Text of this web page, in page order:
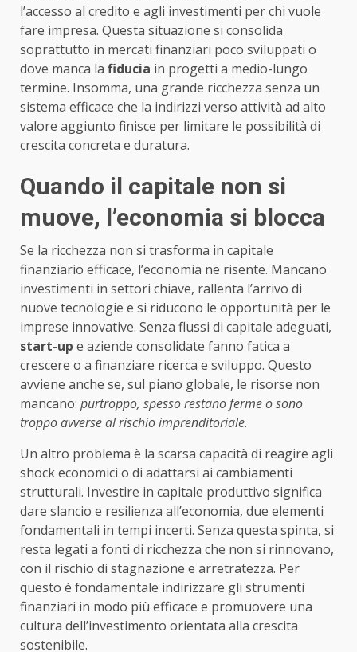
l’accesso al credito e agli investimenti per chi vuole
fare impresa. Questa situazione si consolida
soprattutto in mercati finanziari poco sviluppati o
dove manca la fiducia in progetti a medio-lungo
termine. Insomma, una grande ricchezza senza un
sistema efficace che la indirizzi verso attività ad alto
valore aggiunto finisce per limitare le possibilità di
crescita concreta e duratura.
Quando il capitale non si
muove, l’economia si blocca
Se la ricchezza non si trasforma in capitale
finanziario efficace, l’economia ne risente. Mancano
investimenti in settori chiave, rallenta l’arrivo di
nuove tecnologie e si riducono le opportunità per le
imprese innovative. Senza flussi di capitale adeguati,
start-up e aziende consolidate fanno fatica a
crescere o a finanziare ricerca e sviluppo. Questo
avviene anche se, sul piano globale, le risorse non
mancano: purtroppo, spesso restano ferme o sono
troppo avverse al rischio imprenditoriale.
Un altro problema è la scarsa capacità di reagire agli
shock economici o di adattarsi ai cambiamenti
strutturali. Investire in capitale produttivo significa
dare slancio e resilienza all’economia, due elementi
fondamentali in tempi incerti. Senza questa spinta, si
resta legati a fonti di ricchezza che non si rinnovano,
con il rischio di stagnazione e arretratezza. Per
questo è fondamentale indirizzare gli strumenti
finanziari in modo più efficace e promuovere una
cultura dell’investimento orientata alla crescita
sostenibile.